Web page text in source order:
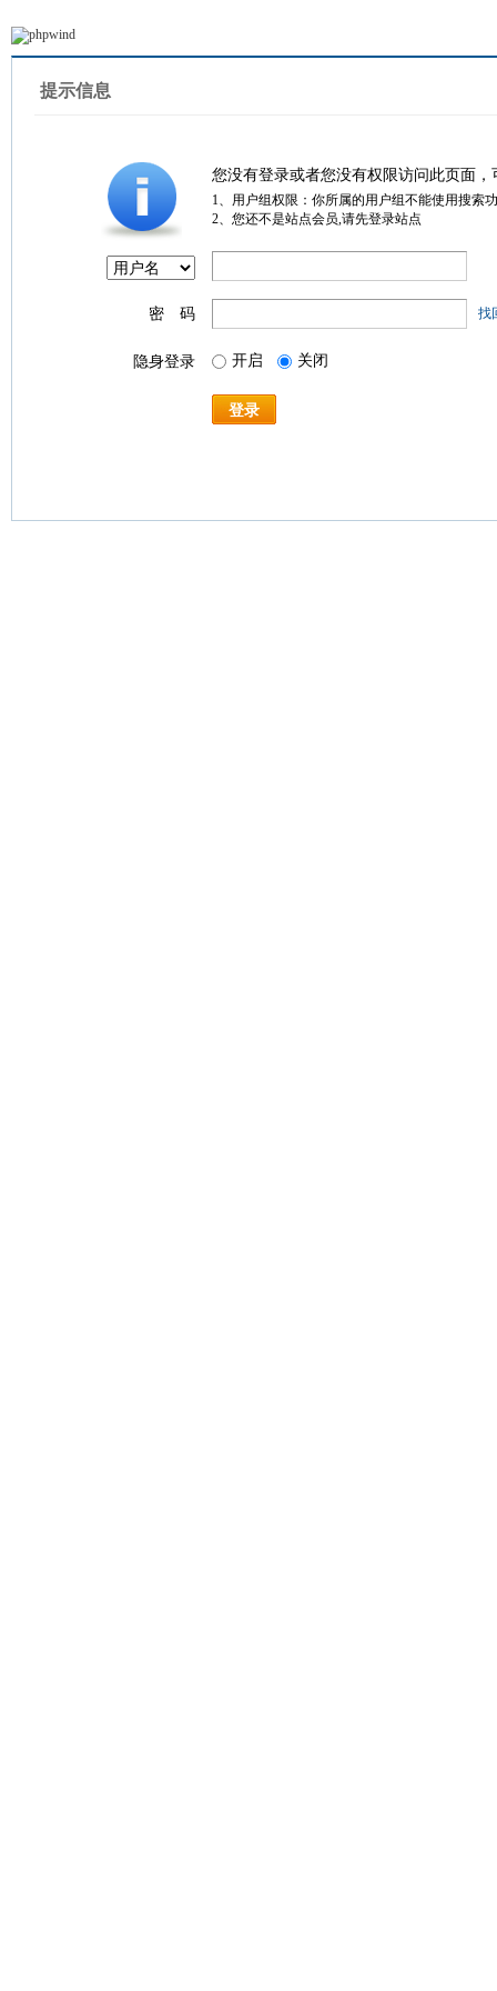
提示信息
您没有登录或者您没有权限访问此页面
1、用户组权限：你所属的用户组不能使用搜索
2、您还不是站点会员,请先登录站点
密 码 找
隐身登录 开启 关闭
登录